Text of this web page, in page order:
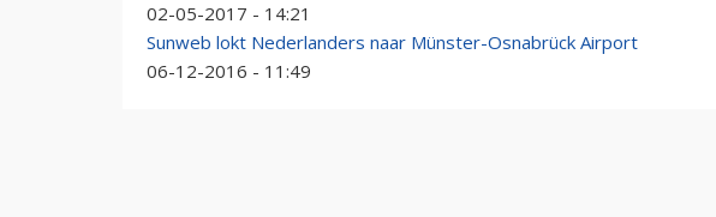
02-05-2017 - 14:21
Sunweb lokt Nederlanders naar Münster-Osnabrück Airport
06-12-2016 - 11:49